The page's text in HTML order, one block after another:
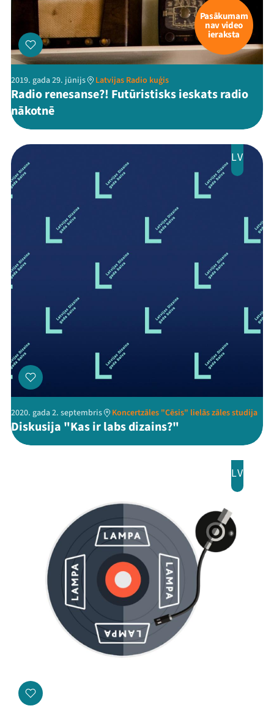
Pasākumam
nav video
ieraksta
2019. gada 29. jūnijs Latvijas Radio kuģis
Radio renesanse?! Futūristisks ieskats radio
nākotnē
LV
2020. gada 2. septembris Koncertzāles "Cēsis" lielās zāles studija
Diskusija "Kas ir labs dizains?"
LV